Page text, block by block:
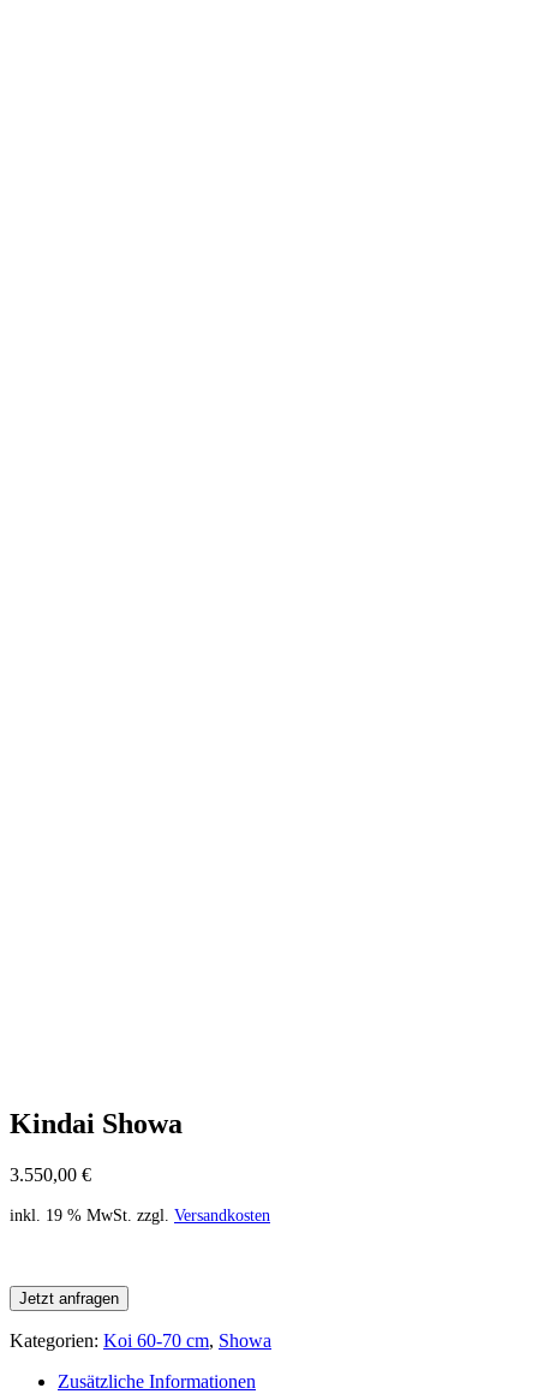
Kindai Showa
3.550,00 €
inkl. 19 % MwSt. zzgl. Versandkosten
Jetzt anfragen
Kategorien: Koi 60-70 cm, Showa
Zusätzliche Informationen